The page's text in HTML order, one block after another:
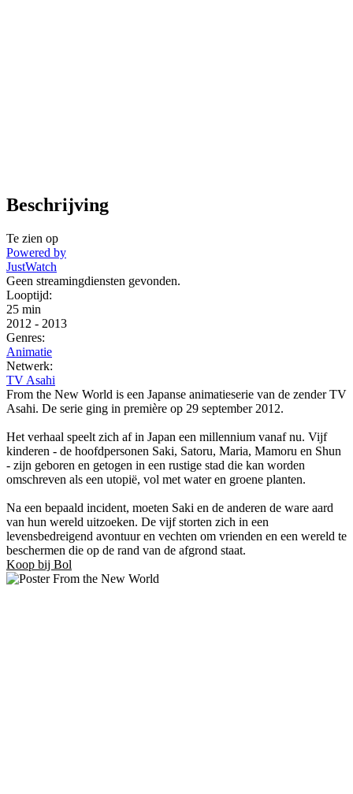
Beschrijving
Te zien op
Powered by
JustWatch
Geen streamingdiensten gevonden.
Looptijd:
25 min
2012 - 2013
Genres:
Animatie
Netwerk:
TV Asahi
From the New World is een Japanse animatieserie van de zender TV
Asahi. De serie ging in première op 29 september 2012.
Het verhaal speelt zich af in Japan een millennium vanaf nu. Vijf
kinderen - de hoofdpersonen Saki, Satoru, Maria, Mamoru en Shun
- zijn geboren en getogen in een rustige stad die kan worden
omschreven als een utopië, vol met water en groene planten.
Na een bepaald incident, moeten Saki en de anderen de ware aard
van hun wereld uitzoeken. De vijf storten zich in een
levensbedreigend avontuur en vechten om vrienden en een wereld te
beschermen die op de rand van de afgrond staat.
Koop bij Bol